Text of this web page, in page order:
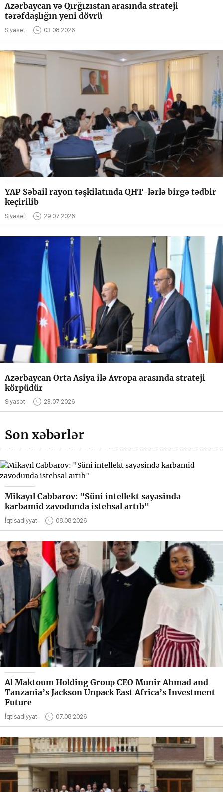
Azərbaycan və Qırğızıstan arasında strateji
tərəfdaşlığın yeni dövrü
Siyasət 03.08.2026
YAP Səbail rayon təşkilatında QHT-lərlə birgə tədbir
keçirilib
Siyasət 29.07.2026
Azərbaycan Orta Asiya ilə Avropa arasında strateji
körpüdür
Siyasət 23.07.2026
Son xəbərlər
Mikayıl Cabbarov: "Süni intellekt sayəsində
karbamid zavodunda istehsal artıb"
İqtisadiyyat 08.08.2026
Al Maktoum Holding Group CEO Munir Ahmad and
Tanzania’s Jackson Unpack East Africa’s Investment
Future
İqtisadiyyat 07.08.2026